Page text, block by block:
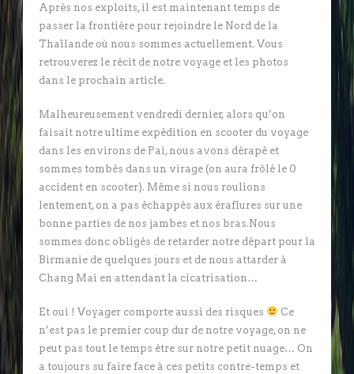
Après nos exploits, il est maintenant temps de
passer la frontière pour rejoindre le Nord de la
Thaïlande où nous sommes actuellement. Vous
retrouverez le récit de notre voyage et les photos
dans le prochain article.
Malheureusement vendredi dernier, alors qu’on
faisait notre ultime expédition en scooter du voyage
dans les environs de Pai, nous avons dérapé et
sommes tombés dans un virage (on aura frôlé le 0
accident en scooter). Même si nous roulions
lentement, on a pas échappés aux éraflures sur une
bonne parties de nos jambes et nos bras.Nous
sommes donc obligés de retarder notre départ pour la
Birmanie de quelques jours et de nous attarder à
Chang Mai en attendant la cicatrisation…
Et oui ! Voyager comporte aussi des risques
Ce
n’est pas le premier coup dur de notre voyage, on ne
peut pas tout le temps être sur notre petit nuage… On
a toujours su faire face à ces petits contre-temps et